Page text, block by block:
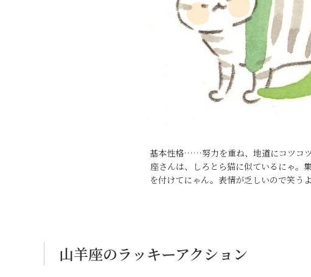
基本性格……努力を重ね、地道にコツコ
座さんは、しろとら猫に似ているにゃ。
を付けてにゃん。表情が乏しいので笑う
山羊座のラッキーアクション